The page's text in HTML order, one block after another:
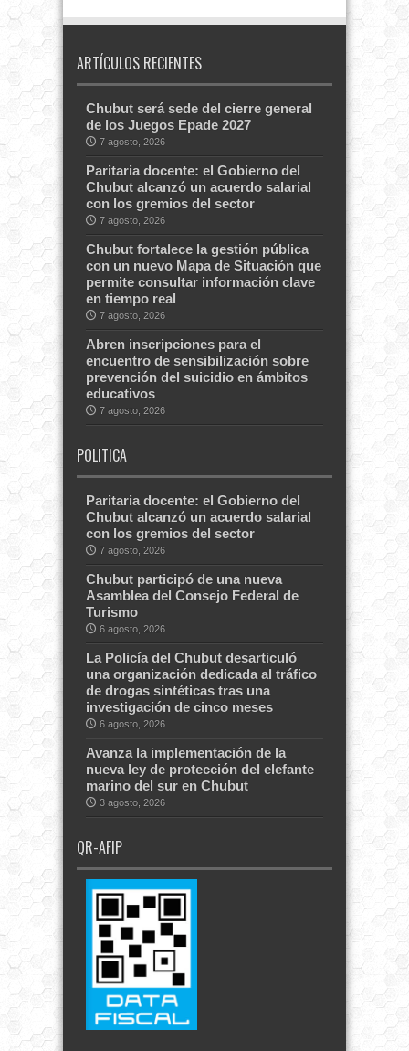
ARTÍCULOS RECIENTES
Chubut será sede del cierre general
de los Juegos Epade 2027
7 agosto, 2026
Paritaria docente: el Gobierno del
Chubut alcanzó un acuerdo salarial
con los gremios del sector
7 agosto, 2026
Chubut fortalece la gestión pública
con un nuevo Mapa de Situación que
permite consultar información clave
en tiempo real
7 agosto, 2026
Abren inscripciones para el
encuentro de sensibilización sobre
prevención del suicidio en ámbitos
educativos
7 agosto, 2026
POLITICA
Paritaria docente: el Gobierno del
Chubut alcanzó un acuerdo salarial
con los gremios del sector
7 agosto, 2026
Chubut participó de una nueva
Asamblea del Consejo Federal de
Turismo
6 agosto, 2026
La Policía del Chubut desarticuló
una organización dedicada al tráfico
de drogas sintéticas tras una
investigación de cinco meses
6 agosto, 2026
Avanza la implementación de la
nueva ley de protección del elefante
marino del sur en Chubut
3 agosto, 2026
QR-AFIP